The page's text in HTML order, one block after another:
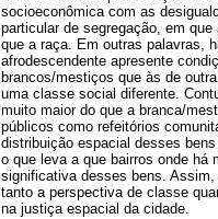
socioeconômica com as
particular de segregação, em
que a raça. Em outras palavras,
afrodescendente apresente
brancos/mestiços que às de
uma classe social diferente.
muito maior do que a branca/
públicos como refeitórios
distribuição espacial desses
o que leva a que bairros onde há
significativa desses bens.
tanto a perspectiva de classe
na justiça espacial da cidade.